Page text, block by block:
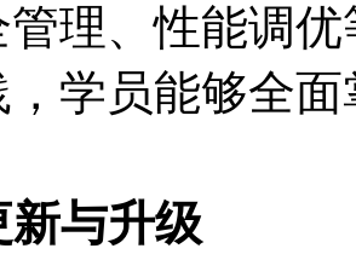
理、性能调
，学员能够全
新与升级